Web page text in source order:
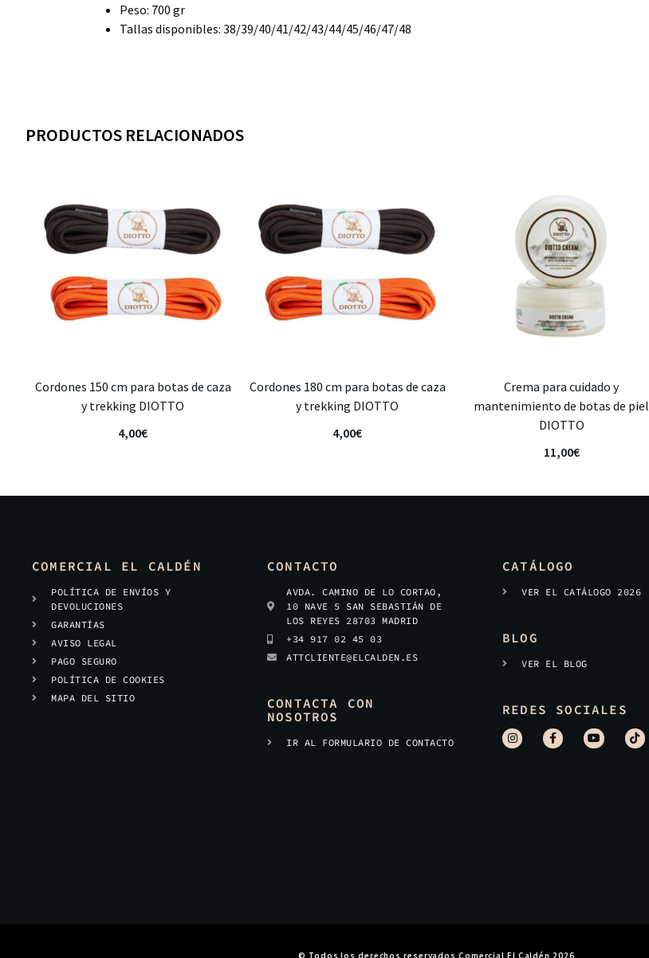
Peso: 700 gr
Tallas disponibles: 38/39/40/41/42/43/44/45/46/47/48
PRODUCTOS RELACIONADOS
Cordones 150 cm para botas de caza
y trekking DIOTTO
4,00€
Cordones 180 cm para botas de caza
y trekking DIOTTO
4,00€
Crema para cuidado y
mantenimiento de botas de piel
DIOTTO
11,00€
COMERCIAL EL CALDÉN
POLÍTICA DE ENVÍOS Y
DEVOLUCIONES
GARANTÍAS
AVISO LEGAL
PAGO SEGURO
POLÍTICA DE COOKIES
MAPA DEL SITIO
CONTACTO
AVDA. CAMINO DE LO CORTAO,
10 NAVE 5 SAN SEBASTIÁN DE
LOS REYES 28703 MADRID
+34 917 02 45 03
ATTCLIENTE@ELCALDEN.ES
CONTACTA CON
NOSOTROS
IR AL FORMULARIO DE CONTACTO
CATÁLOGO
VER EL CATÁLOGO 2026
BLOG
VER EL BLOG
REDES SOCIALES
© Todos los derechos reservados Comercial El Caldén 2026